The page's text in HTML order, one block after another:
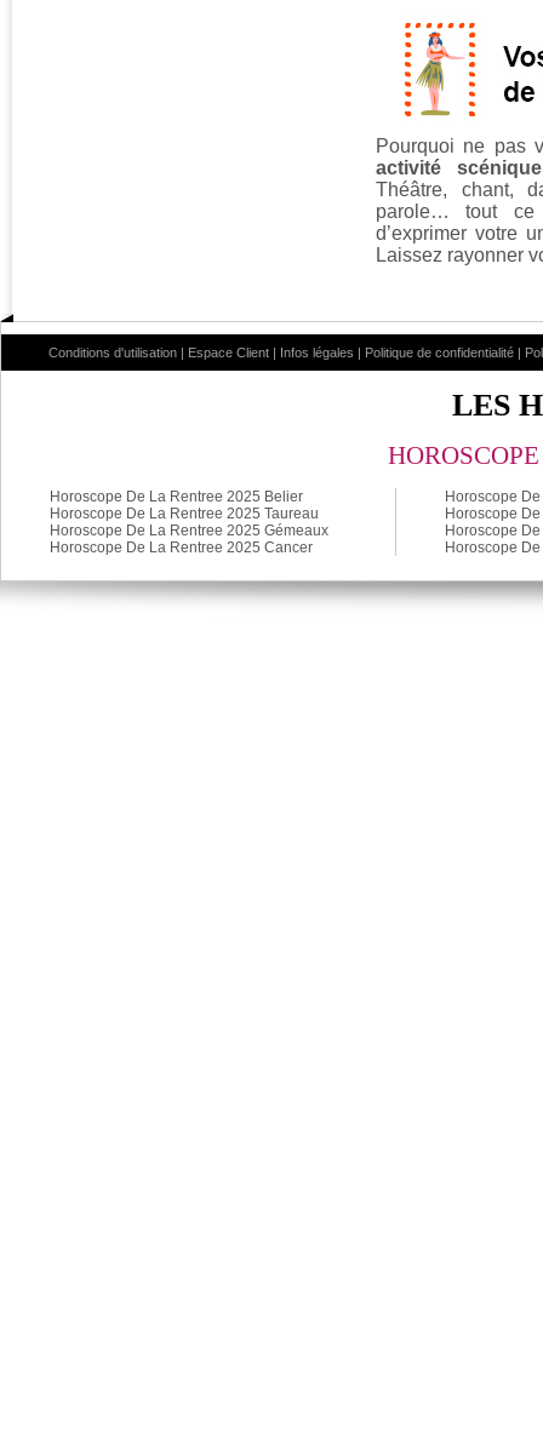
Pourquoi ne pas
activité
Théâtre, chant,
parole… tout ce
d’exprimer votre
Laissez rayonner
Conditions d'utilisation Espace Client Infos légales Politique de confidentialité
LES
Horoscope De La Rentree 2025 Belier
Horoscope De La Rentree 2025 Taureau
Horoscope De La Rentree 2025 Gémeaux
Horoscope De La Rentree 2025 Cancer
Horoscope
Horoscope
Horoscope
Horoscope